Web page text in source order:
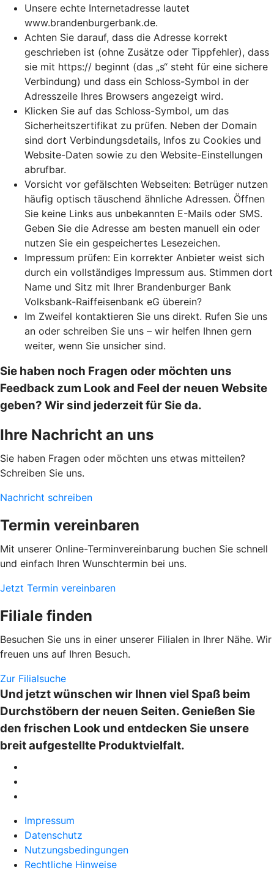
Unsere echte Internetadresse lautet
www.brandenburgerbank.de.
Achten Sie darauf, dass die Adresse korrekt
geschrieben ist (ohne Zusätze oder Tippfehler), dass
sie mit https:// beginnt (das „s“ steht für eine sichere
Verbindung) und dass ein Schloss-Symbol in der
Adresszeile Ihres Browsers angezeigt wird.
Klicken Sie auf das Schloss-Symbol, um das
Sicherheitszertifikat zu prüfen. Neben der Domain
sind dort Verbindungsdetails, Infos zu Cookies und
Website-Daten sowie zu den Website-Einstellungen
abrufbar.
Vorsicht vor gefälschten Webseiten: Betrüger nutzen
häufig optisch täuschend ähnliche Adressen. Öffnen
Sie keine Links aus unbekannten E-Mails oder SMS.
Geben Sie die Adresse am besten manuell ein oder
nutzen Sie ein gespeichertes Lesezeichen.
Impressum prüfen: Ein korrekter Anbieter weist sich
durch ein vollständiges Impressum aus. Stimmen dort
Name und Sitz mit Ihrer Brandenburger Bank
Volksbank-Raiffeisenbank eG überein?
Im Zweifel kontaktieren Sie uns direkt. Rufen Sie uns
an oder schreiben Sie uns – wir helfen Ihnen gern
weiter, wenn Sie unsicher sind.
Sie haben noch Fragen oder möchten uns
Feedback zum Look and Feel der neuen Website
geben? Wir sind jederzeit für Sie da.
Ihre Nachricht an uns
Sie haben Fragen oder möchten uns etwas mitteilen?
Schreiben Sie uns.
Nachricht schreiben
Termin vereinbaren
Mit unserer Online-Terminvereinbarung buchen Sie schnell
und einfach Ihren Wunschtermin bei uns.
Jetzt Termin vereinbaren
Filiale finden
Besuchen Sie uns in einer unserer Filialen in Ihrer Nähe. Wir
freuen uns auf Ihren Besuch.
Zur Filialsuche
Und jetzt wünschen wir Ihnen viel Spaß beim
Durchstöbern der neuen Seiten. Genießen Sie
den frischen Look und entdecken Sie unsere
breit aufgestellte Produktvielfalt.
Impressum
Datenschutz
Nutzungsbedingungen
Rechtliche Hinweise